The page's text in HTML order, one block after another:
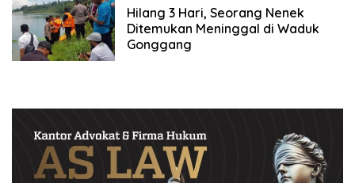
Hilang 3 Hari, Seorang Nenek
Ditemukan Meninggal di Waduk
Gonggang